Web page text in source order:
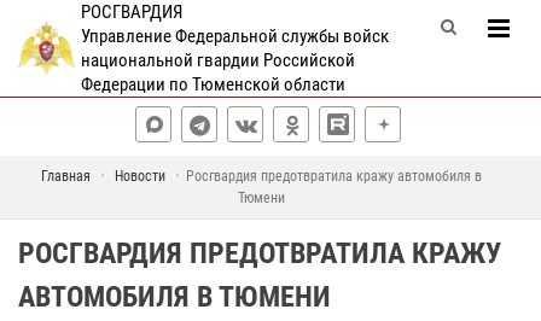
РОСГВАРДИЯ
Управление Федеральной службы войск
национальной гвардии Российской
Федерации по Тюменской области
Главная Новости
Росгвардия предотвратила кражу автомобиля в
Тюмени
РОСГВАРДИЯ ПРЕДОТВРАТИЛА КРАЖУ
АВТОМОБИЛЯ В ТЮМЕНИ